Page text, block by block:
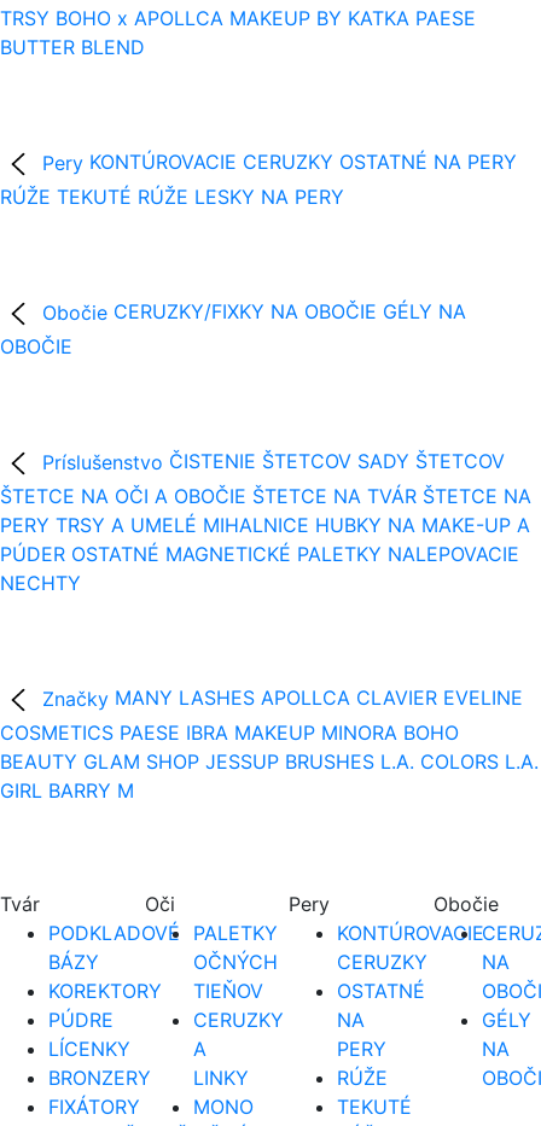
TRSY BOHO x APOLLCA MAKEUP BY KATKA PAESE
BUTTER BLEND
Pery KONTÚROVACIE CERUZKY OSTATNÉ NA PERY
RÚŽE TEKUTÉ RÚŽE LESKY NA PERY
Obočie CERUZKY/FIXKY NA OBOČIE GÉLY NA
OBOČIE
Príslušenstvo ČISTENIE ŠTETCOV SADY ŠTETCOV
ŠTETCE NA OČI A OBOČIE ŠTETCE NA TVÁR ŠTETCE NA
PERY TRSY A UMELÉ MIHALNICE HUBKY NA MAKE-UP A
PÚDER OSTATNÉ MAGNETICKÉ PALETKY NALEPOVACIE
NECHTY
Značky MANY LASHES APOLLCA CLAVIER EVELINE
COSMETICS PAESE IBRA MAKEUP MINORA BOHO
BEAUTY GLAM SHOP JESSUP BRUSHES L.A. COLORS L.A.
GIRL BARRY M
Tvár
PODKLADOVÉ
BÁZY
KOREKTORY
PÚDRE
LÍCENKY
BRONZERY
FIXÁTORY
Oči
PALETKY
OČNÝCH
TIEŇOV
CERUZKY
A
LINKY
MONO
Pery
KONTÚROVACIE
CERUZKY
OSTATNÉ
NA
PERY
RÚŽE
TEKUTÉ
Obočie
NA
GÉLY
NA